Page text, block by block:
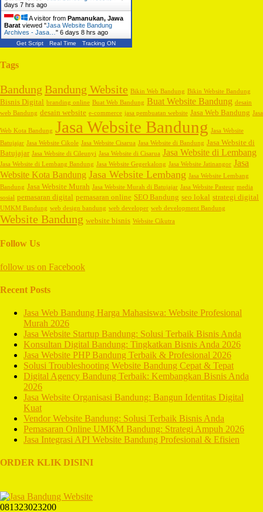
days 7 hrs ago
A visitor from Pamanukan, Jawa
Barat viewed "Jasa Website Bandung
Archives - Jasa… " 6 days 8 hrs ago
Get Script Real Time Tracking ON
Tags
Bandung Bandung Website Bikin Web Bandung Bikin Website Bandung
Bisnis Digital branding online Buat Web Bandung Buat Website Bandung desain
web Bandung desain website e-commerce jasa pembuatan website Jasa Web Bandung Jasa
Web Kota Bandung Jasa Website Bandung Jasa Website
Batujajar Jasa Website Cikole Jasa Website Cisarua Jasa Website di Bandung Jasa Website di
Batujajar Jasa Website di Cileunyi Jasa Website di Cisarua Jasa Website di Lembang
Jasa Website di Lembang Bandung Jasa Website Gegerkalong Jasa Website Jatinangor Jasa
Website Kota Bandung Jasa Website Lembang Jasa Website Lembang
Bandung Jasa Website Murah Jasa Website Murah di Batujajar Jasa Website Pasteur media
sosial pemasaran digital pemasaran online SEO Bandung seo lokal strategi digital
UMKM Bandung web design bandung web developer web development Bandung
Website Bandung website bisnis Website Cikutra
Follow Us
follow us on Facebook
Recent Posts
Jasa Web Bandung Harga Mahasiswa: Website Profesional
Murah 2026
Jasa Website Startup Bandung: Solusi Terbaik Bisnis Anda
Konsultan Digital Bandung: Tingkatkan Bisnis Anda 2026
Jasa Website PHP Bandung Terbaik & Profesional 2026
Solusi Troubleshooting Website Bandung Cepat & Tepat
Digital Agency Bandung Terbaik: Kembangkan Bisnis Anda
2026
Jasa Website Organisasi Bandung: Bangun Identitas Digital
Kuat
Vendor Website Bandung: Solusi Terbaik Bisnis Anda
Pemasaran Online UMKM Bandung: Strategi Ampuh 2026
Jasa Integrasi API Website Bandung Profesional & Efisien
ORDER KLIK DISINI
081323023200